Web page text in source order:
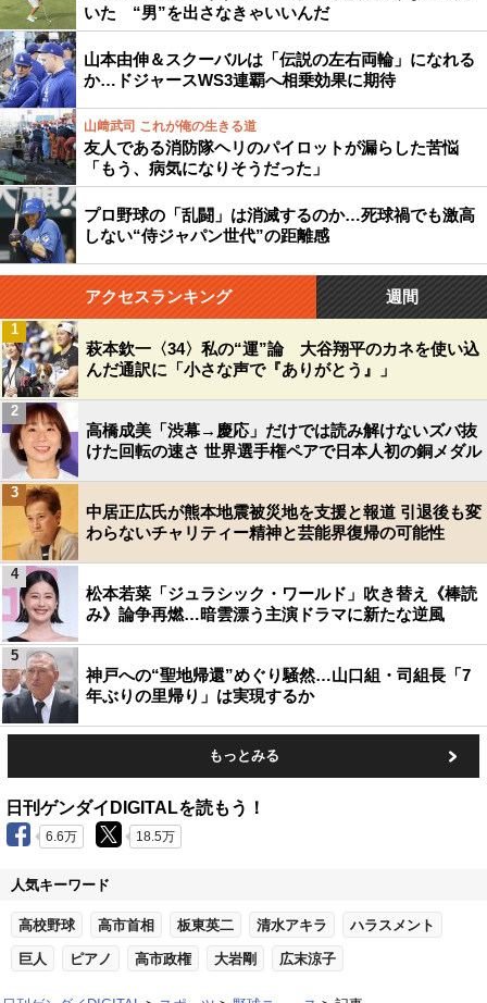
いた “男”を出さなきゃいいんだ
山本由伸＆スクーバルは「伝説の左右両輪」になれる
か…ドジャースWS3連覇へ相乗効果に期待
山﨑武司 これが俺の生きる道
友人である消防隊ヘリのパイロットが漏らした苦悩
「もう、病気になりそうだった」
プロ野球の「乱闘」は消滅するのか…死球禍でも激高
しない“侍ジャパン世代”の距離感
アクセスランキング 週間
萩本欽一〈34〉私の“運”論 大谷翔平のカネを使い込
んだ通訳に「小さな声で『ありがとう』」
1
高橋成美「渋幕→慶応」だけでは読み解けないズバ抜
けた回転の速さ 世界選手権ペアで日本人初の銅メダル
2
中居正広氏が熊本地震被災地を支援と報道 引退後も変
わらないチャリティー精神と芸能界復帰の可能性
3
松本若菜「ジュラシック・ワールド」吹き替え《棒読
み》論争再燃…暗雲漂う主演ドラマに新たな逆風
4
神戸への“聖地帰還”めぐり騒然…山口組・司組長「7
年ぶりの里帰り」は実現するか
5
もっとみる
日刊ゲンダイDIGITALを読もう！
6.6万 18.5万
人気キーワード
高校野球 高市首相 板東英二 清水アキラ ハラスメント
巨人 ピアノ 高市政権 大岩剛 広末涼子